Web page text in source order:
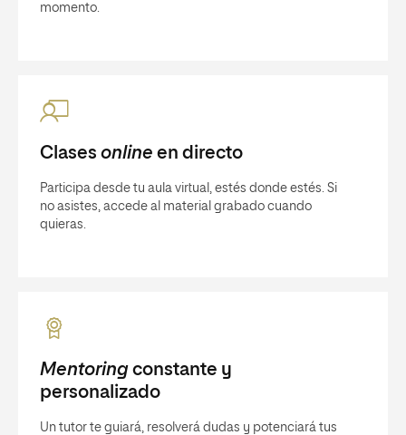
momento.
Clases online en directo
Participa desde tu aula virtual, estés donde estés. Si
no asistes, accede al material grabado cuando
quieras.
Mentoringconstante y
personalizado
Un tutor te guiará, resolverá dudas y potenciará tus